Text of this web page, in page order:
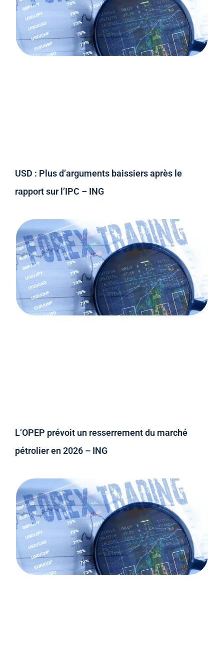
USD : Plus d’arguments baissiers après le
rapport sur l’IPC – ING
L’OPEP prévoit un resserrement du marché
pétrolier en 2026 – ING